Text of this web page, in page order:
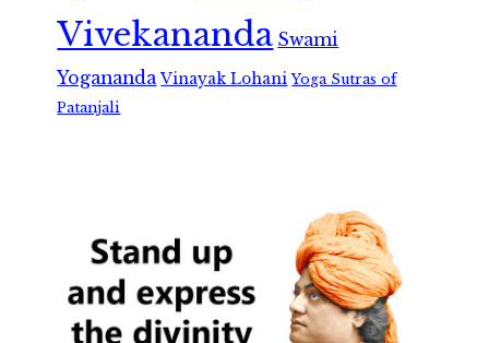
Vivekananda Swami
Yogananda Vinayak Lohani Yoga Sutras of
Patanjali